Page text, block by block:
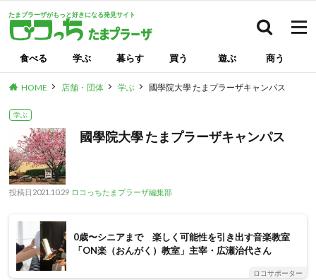
たまプラーザがもっと好きになる発見サイト
食べる 学ぶ 暮らす 買う 遊ぶ 商う
HOME 店舗・団体 学ぶ 國學院大學 たまプラーザキャンパス
学ぶ
國學院大學 たまプラーザキャンパス
投稿日 2021.10.29 ロコっちたまプラーザ編集部
0歳〜シニアまで 楽しく可能性を引き出す音楽教室
「ON楽（おんがく）教室」主宰・広瀬治代さん
ロコサポーター